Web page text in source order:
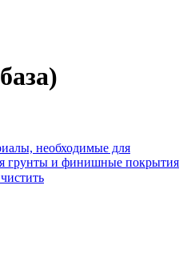
необходимые для
грунты и финишные покрытия